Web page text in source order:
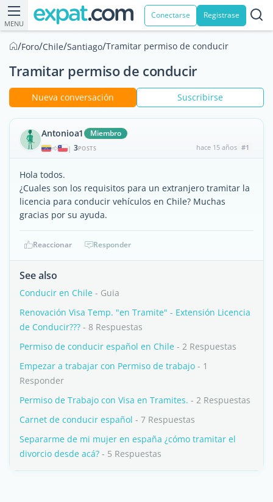
MENU
Conectarse Registrase
/Foro/Chile/Santiago/Tramitar permiso de conducir
Tramitar permiso de conducir
Nueva conversación Suscribirse
Antonioa1 Miembro
| 3POSTS hace 15 años #1
Hola todos.
¿Cuales son los requisitos para un extranjero tramitar la
licencia para conducir vehículos en Chile? Muchas
gracias por su ayuda.
Reaccionar Responder
See also
Conducir en Chile - Guia
Renovación Visa Temp. "en Tramite" - Extensión Licencia
de Conducir??? - 8 Respuestas
Permiso de conducir español en Chile - 2 Respuestas
Empezar a trabajar con Permiso de trabajo - 1
Responder
Permiso de Trabajo con Visa en Tramites. - 2 Respuestas
Carnet de conducir español - 7 Respuestas
Separarme de mi mujer en españa ¿cómo tramitar el
divorcio desde acá? - 5 Respuestas